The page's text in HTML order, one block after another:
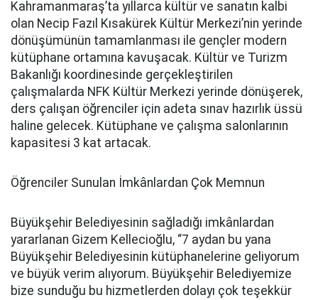
Kahramanmaraş’ta yıllarca kültür ve sanatın kalbi
olan Necip Fazıl Kısakürek Kültür Merkezi’nin yerinde
dönüşümünün tamamlanması ile gençler modern
kütüphane ortamına kavuşacak. Kültür ve Turizm
Bakanlığı koordinesinde gerçekleştirilen
çalışmalarda NFK Kültür Merkezi yerinde dönüşerek,
ders çalışan öğrenciler için adeta sınav hazırlık üssü
haline gelecek. Kütüphane ve çalışma salonlarının
kapasitesi 3 kat artacak.
Öğrenciler Sunulan İmkânlardan Çok Memnun
Büyükşehir Belediyesinin sağladığı imkânlardan
yararlanan Gizem Kellecioğlu, “7 aydan bu yana
Büyükşehir Belediyesinin kütüphanelerine geliyorum
ve büyük verim alıyorum. Büyükşehir Belediyemize
bize sunduğu bu hizmetlerden dolayı çok teşekkür